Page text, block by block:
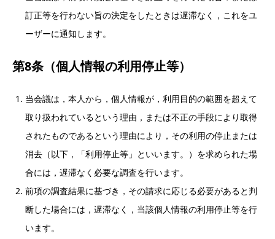
訂正等を行わない旨の決定をしたときは遅滞なく，これをユ
ーザーに通知します。
第8条（個人情報の利用停止等）
当会議は，本人から，個人情報が，利用目的の範囲を超えて
取り扱われているという理由，または不正の手段により取得
されたものであるという理由により，その利用の停止または
消去（以下，「利用停止等」といいます。）を求められた場
合には，遅滞なく必要な調査を行います。
前項の調査結果に基づき，その請求に応じる必要があると判
断した場合には，遅滞なく，当該個人情報の利用停止等を行
います。